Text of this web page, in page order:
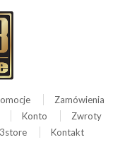
Zamówienia
Konto
Zwroty
Kontakt